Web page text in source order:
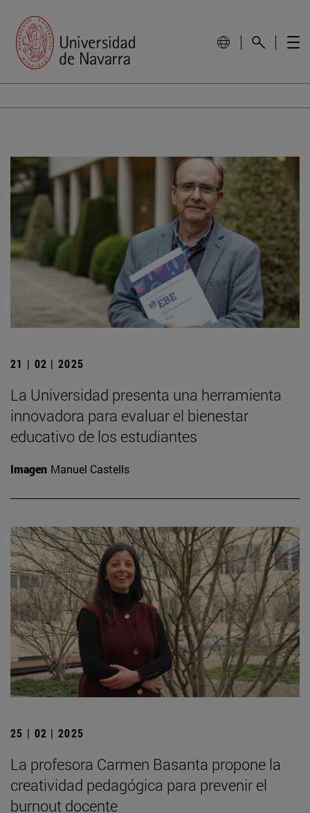
21 | 02 | 2025
La Universidad presenta una herramienta
innovadora para evaluar el bienestar
educativo de los estudiantes
Imagen Manuel Castells
25 | 02 | 2025
La profesora Carmen Basanta propone la
creatividad pedagógica para prevenir el
burnout docente